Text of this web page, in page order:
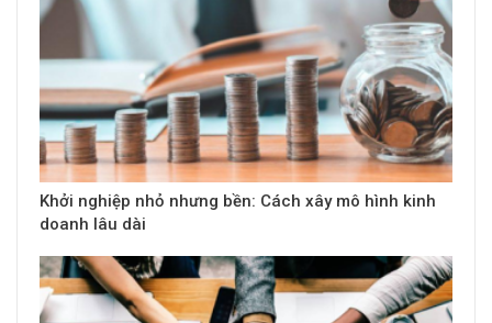
Khởi nghiệp nhỏ nhưng bền: Cách xây mô hình kinh
doanh lâu dài